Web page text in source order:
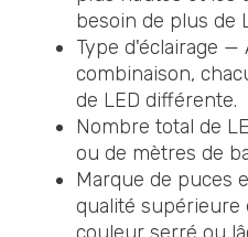
besoin de plus de
Type d'éclairage —
combinaison,
de LED différente.
Nombre total de
ou de mètres de
Marque de puces
qualité supérieure